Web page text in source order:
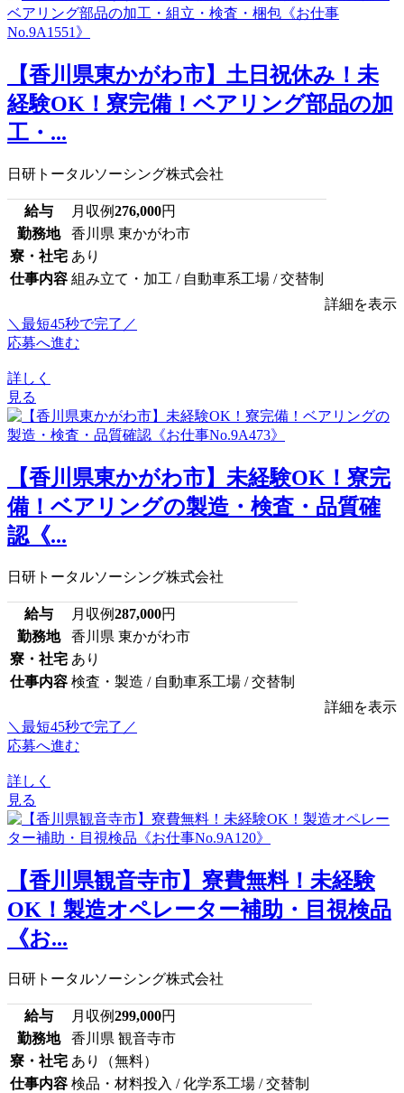
【香川県東かがわ市】土日祝休み！未
経験OK！寮完備！ベアリング部品の加
工・...
日研トータルソーシング株式会社
給与 月収例276,000円
勤務地
香川県 東かがわ市
寮・社宅 あり
仕事内容 組み立て・加工 / 自動車系工場 / 交替制
詳細を表示
＼最短45秒で完了／
応募へ進む
詳しく
見る
【香川県東かがわ市】未経験OK！寮完
備！ベアリングの製造・検査・品質確
認《...
日研トータルソーシング株式会社
給与 月収例287,000円
勤務地
香川県 東かがわ市
寮・社宅 あり
仕事内容 検査・製造 / 自動車系工場 / 交替制
詳細を表示
＼最短45秒で完了／
応募へ進む
詳しく
見る
【香川県観音寺市】寮費無料！未経験
OK！製造オペレーター補助・目視検品
《お...
日研トータルソーシング株式会社
給与 月収例299,000円
勤務地
香川県 観音寺市
寮・社宅 あり（無料）
仕事内容 検品・材料投入 / 化学系工場 / 交替制